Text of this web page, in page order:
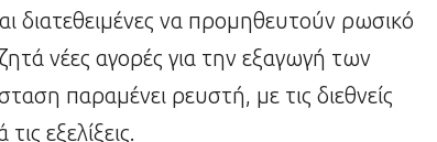
διατεθειμένες να προμηθευτούν ρωσικό
νέες αγορές για την εξαγωγή των
παραμένει ρευστή, με τις διεθνείς
εξελίξεις.